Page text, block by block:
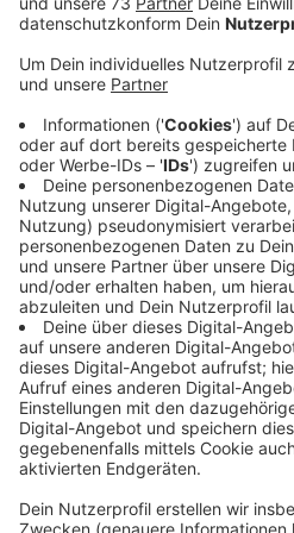
teilte der Landesbetrieb
Anzeige
Geh und Radweg wir
Anzeige
Die Bauarbeiten werden für
unterbrochen, danach folgt
Auf einer Strecke von
Geh-und Radweg gebaut,
Fahrbahn etwas enger.